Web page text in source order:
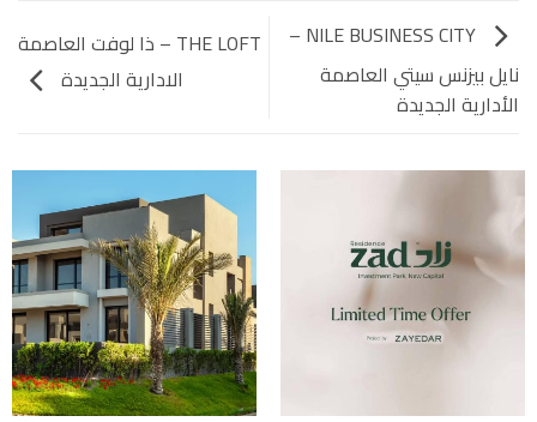
NILE BUSINESS CITY –
نايل بيزنس سيتي العاصمة
الأدارية الجديدة
THE LOFT – ذا لوفت العاصمة
الادارية الجديدة